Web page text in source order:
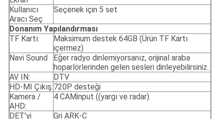
Kullanıcı
Aracı Seç
Seçenek için 5 set
Donanım Yapılandırması
TF Kartı:
Maksimum destek 64GB (Ürün TF Kartı
içermez)
Navi Sound
Eğer radyo dinlemiyorsanız, orijinal araba
hoparlörlerinden gelen sesleri dinleyebilirsiniz.
AV IN:
DTV
HD-MI Çıkış:720P desteği
Kamera /
AHD:
4 CAMinput ((yargı ve radar)
DET'yi
Gri ARK-C